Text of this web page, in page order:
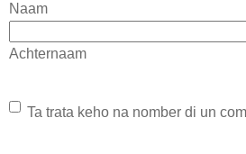
Naam
Achternaam
Check pa
Ta trata keho na nomber di un